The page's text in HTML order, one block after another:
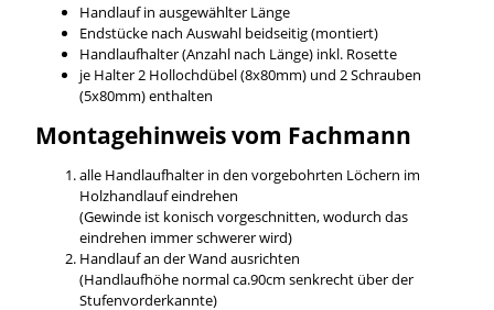
Handlauf in ausgewählter Länge
Endstücke nach Auswahl beidseitig (montiert)
Handlaufhalter (Anzahl nach Länge) inkl. Rosette
je Halter 2 Hollochdübel (8x80mm) und 2 Schrauben
(5x80mm) enthalten
Montagehinweis vom Fachmann
alle Handlaufhalter in den vorgebohrten Löchern im
Holzhandlauf eindrehen
(Gewinde ist konisch vorgeschnitten, wodurch das
eindrehen immer schwerer wird)
Handlauf an der Wand ausrichten
(Handlaufhöhe normal ca.90cm senkrecht über der
Stufenvorderkannte)